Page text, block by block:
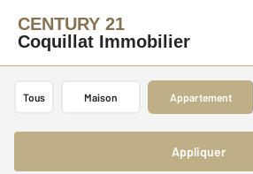
CENTURY 21
Coquillat Immobilier
Tous Maison Appartement
Appliquer